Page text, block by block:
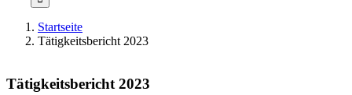
Startseite
Tätigkeitsbericht 2023
Tätigkeitsbericht 2023